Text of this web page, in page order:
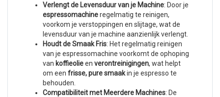
Verlengt de Levensduur van je Machine: Door je
espressomachineregelmatig te reinigen,
voorkom je verstoppingen en slijtage, wat de
levensduur van je machine aanzienlijk verlengt.
Houdt de Smaak Fris: Het regelmatig reinigen
van je espressomachine voorkomt de ophoping
van koffieolieen verontreinigingen, wat helpt
om een frisse, pure smaakin je espresso te
behouden.
Compatibiliteit met Meerdere Machines: De